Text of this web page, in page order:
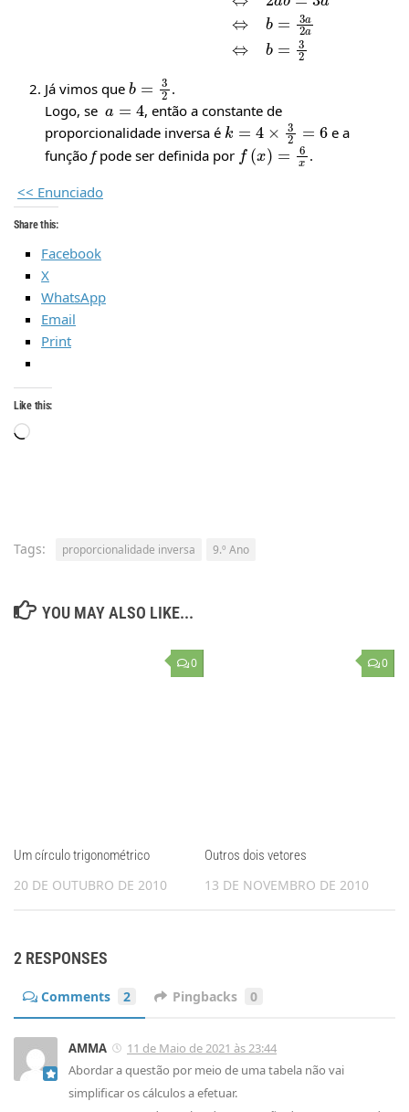
Já vimos que b 2 .
Logo, se a=4
, então a constante de
proporcionalidade inversa é k=4×32= 6
e a
função fpode ser definida por ( x)=6 x
.
<< Enunciado
Share this:
Facebook
X
WhatsApp
Email
Print
Like this:
Loading…
Tags: proporcionalidade inversa 9.º Ano
YOU MAY ALSO LIKE...
0
Um círculo trigonométrico
20 DE OUTUBRO DE 2010
0
Outros dois vetores
13 DE NOVEMBRO DE 2010
2 RESPONSES
Comments 2 Pingbacks 0
AMMA
11 de Maio de 2021 às 23:44
Abordar a questão por meio de uma tabela não vai
simplificar os cálculos a efetuar.